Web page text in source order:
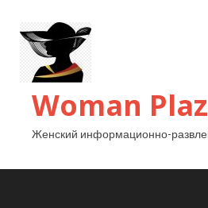
Woman
Женский информационно-